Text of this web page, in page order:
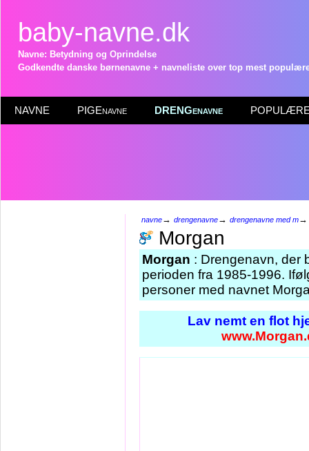
baby-navne.dk
Navne: Betydning og Oprindelse
Godkendte danske børnenavne + navneliste over top mest
NAVNE PIGEnavne DRENGenavne POPULÆRE
navne→ drengenavne→ drengenavne med m
Morgan
Morgan : Drengenavn, der
perioden fra 1985-1996.
personer med navnet
Lav nemt en flot